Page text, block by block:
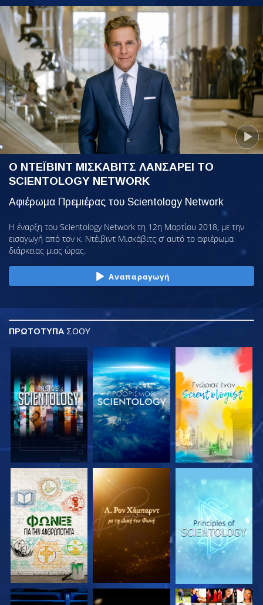
Ο ΝΤΕΪΒΙΝΤ ΜΙΣΚΑΒΙΤΣ ΛΑΝΣΑΡΕΙ ΤΟ
SCIENTOLOGY NETWORK
Αφιέρωμα Πρεμιέρας του Scientology Network
Η έναρξη του Scientology Network τη 12η Μαρτίου 2018, με την
εισαγωγή από τον κ. Ντέιβιντ Μισκάβιτς σ’ αυτό το αφιέρωμα
διάρκειας μιας ώρας.
Αναπαραγωγή
ΠΡΩΤΟΤΥΠΑ ΣΟΟΥ
ΕΞΕΡΕΥΝΗΣΤΕ ΤΗ
ΣΕΙΡΑ
ΕΞΕΡΕΥΝΗΣΤΕ ΤΗ
ΣΕΙΡΑ
ΕΞΕΡΕΥΝΗΣΤΕ ΤΗ
ΣΕΙΡΑ